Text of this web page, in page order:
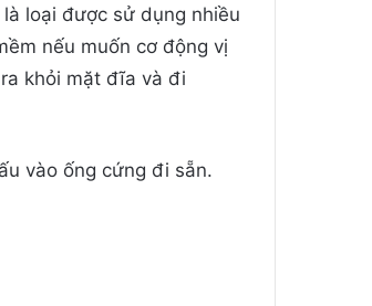
loại được sử dụng nhiều
nếu muốn cơ động vị
khỏi mặt đĩa và đi
vào ống cứng đi sẵn.